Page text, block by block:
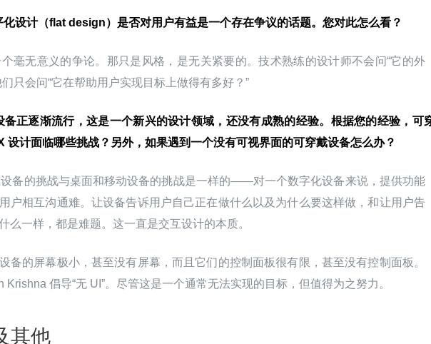
化设计（flat design）是否对用户有益是一个存在争议的话题。您对此怎么看？
个毫无意义的争论。那只是风格，是无关紧要的。技术熟练的设计师不会问“它的外
们只会问“它在帮助用户实现目标上做得有多好？”
备正逐渐流行，这是一个新兴的设计领域，还没有成熟的经验。根据您的经验，可
设计面临哪些挑战？另外，如果遇到一个没有可视界面的可穿戴设备怎么办？
设备的挑战与桌面和移动设备的挑战是一样的——对一个数字化设备来说，提供功能
户相互沟通难。让设备告诉用户自己正在做什么以及为什么要这样做，和让用户告
么一样，都是难题。这一直是交互设计的本质。
备的屏幕极小，甚至没有屏幕，而且它们的控制面板很有限，甚至没有控制面板。
Krishna 倡导“无 UI”。尽管这是一个通常无法实现的目标，但值得为之努力。
其他